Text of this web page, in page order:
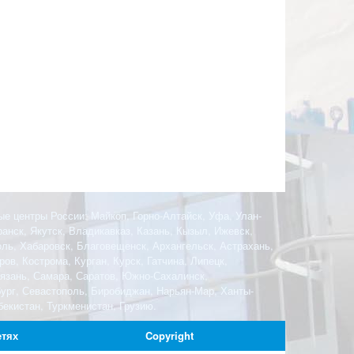
центры России: Майкоп, Горно-Алтайск, Уфа, Улан-
Якутск, Владикавказ, Казань, Кызыл, Ижевск,
Хабаровск, Благовещенск, Архангельск, Астрахань,
Кострома, Курган, Курск, Гатчина, Липецк,
Самара, Саратов, Южно-Сахалинск,
Севастополь, Биробиджан, Нарьян-Мар, Ханты-
Туркменистан, Грузию.
Copyright